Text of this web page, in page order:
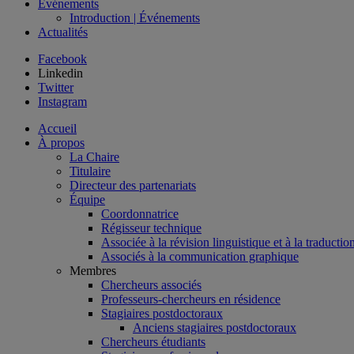
Événements
Introduction | Événements
Actualités
Facebook
Linkedin
Twitter
Instagram
Accueil
À propos
La Chaire
Titulaire
Directeur des partenariats
Équipe
Coordonnatrice
Régisseur technique
Associée à la révision linguistique et à la
Associés à la communication graphique
Membres
Chercheurs associés
Professeurs-chercheurs en résidence
Stagiaires postdoctoraux
Anciens stagiaires postdoctoraux
Chercheurs étudiants